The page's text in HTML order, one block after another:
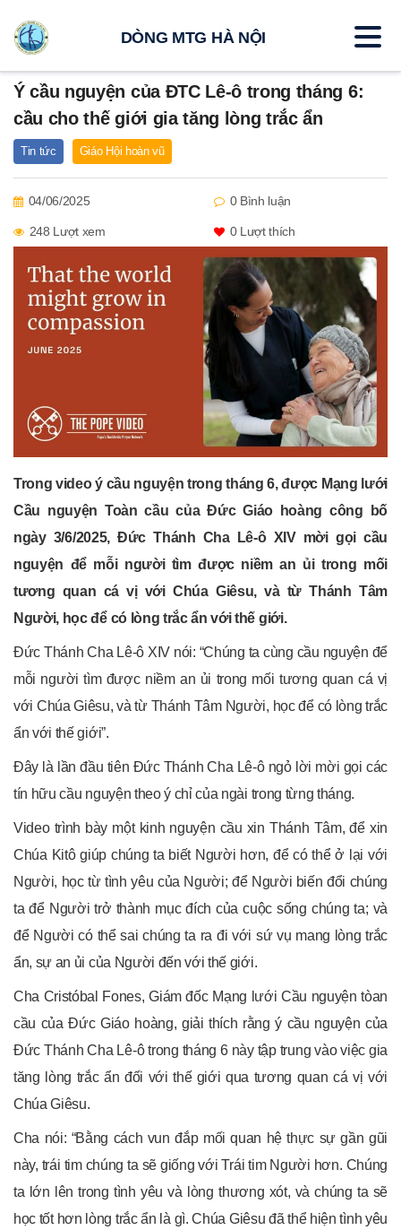
Ý cầu nguyện của ĐTC Lê-ô trong tháng 6:
cầu cho thế giới gia tăng lòng trắc ẩn
Tin tức Giáo Hội hoàn vũ
04/06/2025 0 Bình luận
248 Lượt xem 0Lượt thích
Trong video ý cầu nguyện trong tháng 6, được Mạng lưới
Cầu nguyện Toàn cầu của Đức Giáo hoàng công bố
ngày 3/6/2025, Đức Thánh Cha Lê-ô XIV mời gọi cầu
nguyện để mỗi người tìm được niềm an ủi trong mối
tương quan cá vị với Chúa Giêsu, và từ Thánh Tâm
Người, học để có lòng trắc ẩn với thế giới.
Đức Thánh Cha Lê-ô XIV nói: “Chúng ta cùng cầu nguyện để
mỗi người tìm được niềm an ủi trong mối tương quan cá vị
với Chúa Giêsu, và từ Thánh Tâm Người, học để có lòng trắc
ẩn với thế giới”.
Đây là lần đầu tiên Đức Thánh Cha Lê-ô ngỏ lời mời gọi các
tín hữu cầu nguyện theo ý chỉ của ngài trong từng tháng.
Video trình bày một kinh nguyện cầu xin Thánh Tâm, để xin
Chúa Kitô giúp chúng ta biết Người hơn, để có thể ở lại với
Người, học từ tình yêu của Người; để Người biến đổi chúng
ta để Người trở thành mục đích của cuộc sống chúng ta; và
để Người có thể sai chúng ta ra đi với sứ vụ mang lòng trắc
ẩn, sự an ủi của Người đến với thế giới.
Cha Cristóbal Fones, Giám đốc Mạng lưới Cầu nguyện tòan
cầu của Đức Giáo hoàng, giải thích rằng ý cầu nguyện của
Đức Thánh Cha Lê-ô trong tháng 6 này tập trung vào việc gia
tăng lòng trắc ẩn đối với thế giới qua tương quan cá vị với
Chúa Giêsu.
Cha nói: “Bằng cách vun đắp mối quan hệ thực sự gần gũi
này, trái tim chúng ta sẽ giống với Trái tim Người hơn. Chúng
ta lớn lên trong tình yêu và lòng thương xót, và chúng ta sẽ
học tốt hơn lòng trắc ẩn là gì. Chúa Giêsu đã thể hiện tình yêu
DÒNG MTG HÀ NỘI